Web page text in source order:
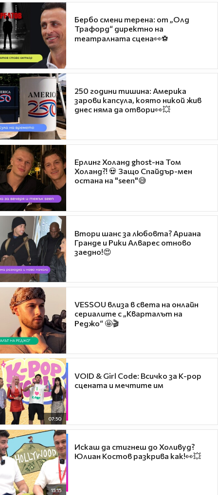
Бербо смени терена: от „Олд
Трафорд“ директно на
театралната сцена👀⚽
250 години тишина: Америка
зарови капсула, която никой жив
днес няма да отвори👀💥
Ерлинг Холанд ghost-на Том
Холанд?! 💀 Защо Спайдър-мен
остана на "seen"😅
Втори шанс за любовта? Ариана
Гранде и Рики Алварес отново
заедно!😍
VESSOU влиза в света на онлайн
сериалите с „Кварталът на
Реджо“ 🤩🎬
07:50
VOID & Girl Code: Всичко за K-pop
сцената и мечтите им
15:15
Искаш да стигнеш до Холивуд?
Юлиан Костов разкрива как!👀💥